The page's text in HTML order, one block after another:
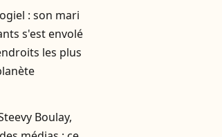
: son mari
s'est envolé
les plus
Boulay,